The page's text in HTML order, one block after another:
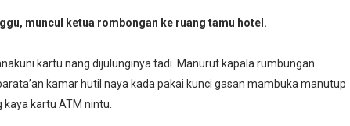
muncul ketua rombongan ke ruang tamu hotel.
kartu nang dijulunginya tadi. Manurut kapala rumbungan
kamar hutil naya kada pakai kunci gasan mambuka manutup
kartu ATM nintu.